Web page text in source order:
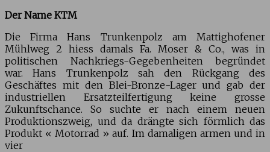
Der Name KTM
Die Firma Hans Trunkenpolz am Mattighofener
Mühlweg 2 hiess damals Fa. Moser & Co., was in
politischen Nachkriegs-Gegebenheiten begründet
war. Hans Trunkenpolz sah den Rückgang des
Geschäftes mit den Blei-Bronze-Lager und gab der
industriellen Ersatzteilfertigung keine grosse
Zukunftschance. So suchte er nach einem neuen
Produktionszweig, und da drängte sich förmlich das
Produkt « Motorrad » auf. Im damaligen armen und in
vier